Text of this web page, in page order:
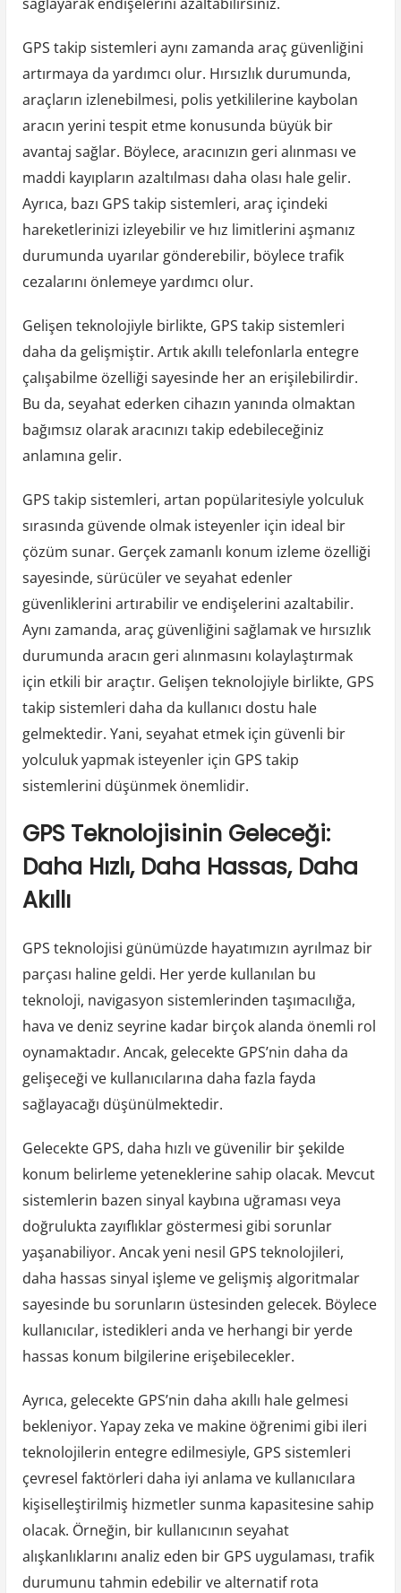
GPS takip sistemleri aynı zamanda araç güvenliğini
artırmaya da yardımcı olur. Hırsızlık durumunda,
araçların izlenebilmesi, polis yetkililerine kaybolan
aracın yerini tespit etme konusunda büyük bir
avantaj sağlar. Böylece, aracınızın geri alınması ve
maddi kayıpların azaltılması daha olası hale gelir.
Ayrıca, bazı GPS takip sistemleri, araç içindeki
hareketlerinizi izleyebilir ve hız limitlerini aşmanız
durumunda uyarılar gönderebilir, böylece trafik
cezalarını önlemeye yardımcı olur.
Gelişen teknolojiyle birlikte, GPS takip sistemleri
daha da gelişmiştir. Artık akıllı telefonlarla entegre
çalışabilme özelliği sayesinde her an erişilebilirdir.
Bu da, seyahat ederken cihazın yanında olmaktan
bağımsız olarak aracınızı takip edebileceğiniz
anlamına gelir.
GPS takip sistemleri, artan popülaritesiyle yolculuk
sırasında güvende olmak isteyenler için ideal bir
çözüm sunar. Gerçek zamanlı konum izleme özelliği
sayesinde, sürücüler ve seyahat edenler
güvenliklerini artırabilir ve endişelerini azaltabilir.
Aynı zamanda, araç güvenliğini sağlamak ve hırsızlık
durumunda aracın geri alınmasını kolaylaştırmak
için etkili bir araçtır. Gelişen teknolojiyle birlikte, GPS
takip sistemleri daha da kullanıcı dostu hale
gelmektedir. Yani, seyahat etmek için güvenli bir
yolculuk yapmak isteyenler için GPS takip
sistemlerini düşünmek önemlidir.
GPS Teknolojisinin Geleceği:
Daha Hızlı, Daha Hassas, Daha
Akıllı
GPS teknolojisi günümüzde hayatımızın ayrılmaz bir
parçası haline geldi. Her yerde kullanılan bu
teknoloji, navigasyon sistemlerinden taşımacılığa,
hava ve deniz seyrine kadar birçok alanda önemli rol
oynamaktadır. Ancak, gelecekte GPS’nin daha da
gelişeceği ve kullanıcılarına daha fazla fayda
sağlayacağı düşünülmektedir.
Gelecekte GPS, daha hızlı ve güvenilir bir şekilde
konum belirleme yeteneklerine sahip olacak. Mevcut
sistemlerin bazen sinyal kaybına uğraması veya
doğrulukta zayıflıklar göstermesi gibi sorunlar
yaşanabiliyor. Ancak yeni nesil GPS teknolojileri,
daha hassas sinyal işleme ve gelişmiş algoritmalar
sayesinde bu sorunların üstesinden gelecek. Böylece
kullanıcılar, istedikleri anda ve herhangi bir yerde
hassas konum bilgilerine erişebilecekler.
Ayrıca, gelecekte GPS’nin daha akıllı hale gelmesi
bekleniyor. Yapay zeka ve makine öğrenimi gibi ileri
teknolojilerin entegre edilmesiyle, GPS sistemleri
çevresel faktörleri daha iyi anlama ve kullanıcılara
kişiselleştirilmiş hizmetler sunma kapasitesine sahip
olacak. Örneğin, bir kullanıcının seyahat
alışkanlıklarını analiz eden bir GPS uygulaması, trafik
durumunu tahmin edebilir ve alternatif rota